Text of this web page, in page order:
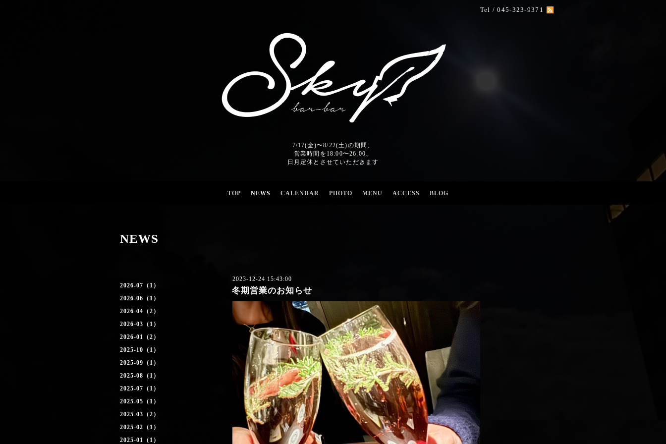
Tel / 045-323-9371
7/17(金)〜8/22(土)の期間、
営業時間を18:00〜26:00、
日月定休とさせていただきます
TOP NEWS CALENDAR PHOTO MENU ACCESS BLOG
2026-07（1）
2026-06（1）
2026-04（2）
2026-03（1）
2026-01（2）
2025-10（1）
2025-09（1）
2025-08（1）
2025-07（1）
2025-05（1）
2025-03（2）
2025-02（1）
2025-01（1）
NEWS
2023-12-24 15:43:00
冬期営業のお知らせ